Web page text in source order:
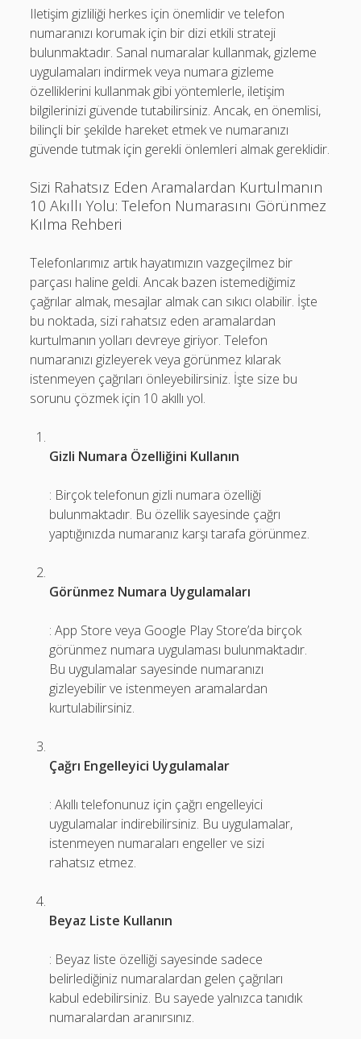
Iletişim gizliliği herkes için önemlidir ve telefon
numaranızı korumak için bir dizi etkili strateji
bulunmaktadır. Sanal numaralar kullanmak, gizleme
uygulamaları indirmek veya numara gizleme
özelliklerini kullanmak gibi yöntemlerle, iletişim
bilgilerinizi güvende tutabilirsiniz. Ancak, en önemlisi,
bilinçli bir şekilde hareket etmek ve numaranızı
güvende tutmak için gerekli önlemleri almak gereklidir.
Sizi Rahatsız Eden Aramalardan Kurtulmanın
10 Akıllı Yolu: Telefon Numarasını Görünmez
Kılma Rehberi
Telefonlarımız artık hayatımızın vazgeçilmez bir
parçası haline geldi. Ancak bazen istemediğimiz
çağrılar almak, mesajlar almak can sıkıcı olabilir. İşte
bu noktada, sizi rahatsız eden aramalardan
kurtulmanın yolları devreye giriyor. Telefon
numaranızı gizleyerek veya görünmez kılarak
istenmeyen çağrıları önleyebilirsiniz. İşte size bu
sorunu çözmek için 10 akıllı yol.
Gizli Numara Özelliğini Kullanın
: Birçok telefonun gizli numara özelliği
bulunmaktadır. Bu özellik sayesinde çağrı
yaptığınızda numaranız karşı tarafa görünmez.
Görünmez Numara Uygulamaları
: App Store veya Google Play Store’da birçok
görünmez numara uygulaması bulunmaktadır.
Bu uygulamalar sayesinde numaranızı
gizleyebilir ve istenmeyen aramalardan
kurtulabilirsiniz.
Çağrı Engelleyici Uygulamalar
: Akıllı telefonunuz için çağrı engelleyici
uygulamalar indirebilirsiniz. Bu uygulamalar,
istenmeyen numaraları engeller ve sizi
rahatsız etmez.
Beyaz Liste Kullanın
: Beyaz liste özelliği sayesinde sadece
belirlediğiniz numaralardan gelen çağrıları
kabul edebilirsiniz. Bu sayede yalnızca tanıdık
numaralardan aranırsınız.